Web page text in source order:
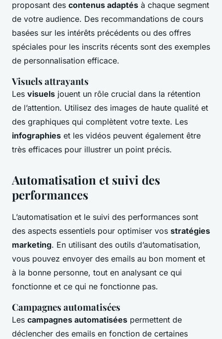
proposant des contenus adaptés à chaque segment
de votre audience. Des recommandations de cours
basées sur les intérêts précédents ou des offres
spéciales pour les inscrits récents sont des exemples
de personnalisation efficace.
Visuels attrayants
Les visuels jouent un rôle crucial dans la rétention
de l’attention. Utilisez des images de haute qualité et
des graphiques qui complètent votre texte. Les
infographies et les vidéos peuvent également être
très efficaces pour illustrer un point précis.
Automatisation et suivi des
performances
L’automatisation et le suivi des performances sont
des aspects essentiels pour optimiser vos stratégies
marketing. En utilisant des outils d’automatisation,
vous pouvez envoyer des emails au bon moment et
à la bonne personne, tout en analysant ce qui
fonctionne et ce qui ne fonctionne pas.
Campagnes automatisées
Les campagnes automatisées permettent de
déclencher des emails en fonction de certaines